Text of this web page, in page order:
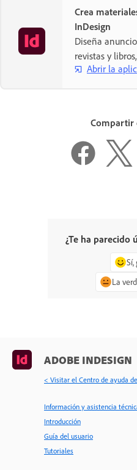
Crea
InDesign
Diseña
revistas y
Abrir la
Compartir
¿Te ha parecido
Sí,
La
ADOBE INDESIGN
< Visitar el Centro de ayuda
Información y asistencia
Introducción
Guía del usuario
Tutoriales